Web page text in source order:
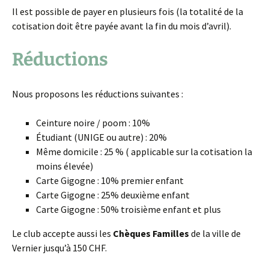
Il est possible de payer en plusieurs fois (la totalité de la
cotisation doit être payée avant la fin du mois d’avril).
Réductions
Nous proposons les réductions suivantes :
Ceinture noire / poom : 10%
Étudiant (UNIGE ou autre) : 20%
Même domicile : 25 % ( applicable sur la cotisation la
moins élevée)
Carte Gigogne : 10% premier enfant
Carte Gigogne : 25% deuxième enfant
Carte Gigogne : 50% troisième enfant et plus
Le club accepte aussi les Chèques Familles de la ville de
Vernier jusqu’à 150 CHF.